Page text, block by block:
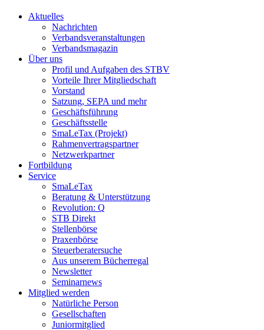
Aktuelles
Nachrichten
Verbandsveranstaltungen
Verbandsmagazin
Über uns
Profil und Aufgaben des STBV
Vorteile Ihrer Mitgliedschaft
Vorstand
Satzung, SEPA und mehr
Geschäftsführung
Geschäftsstelle
SmaLeTax (Projekt)
Rahmenvertragspartner
Netzwerkpartner
Fortbildung
Service
SmaLeTax
Beratung & Unterstützung
Revolution: Q
STB Direkt
Stellenbörse
Praxenbörse
Steuerberatersuche
Aus unserem Bücherregal
Newsletter
Seminarnews
Mitglied werden
Natürliche Person
Gesellschaften
Juniormitglied